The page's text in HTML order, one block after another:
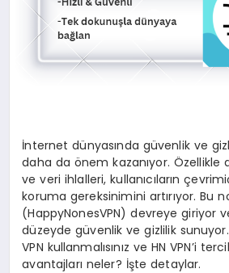
TEKNOLOJI
YAŞAM
İnternet dünyasında güvenlik ve
daha da önem kazanıyor.
ve veri ihlalleri, kullanıcıların
koruma gereksinimini artırıyor. Bu
(HappyNonesVPN) devreye giriyor
düzeyde güvenlik ve gizlilik
VPN kullanmalısınız ve HN VPN’i
avantajları neler? İşte detaylar.